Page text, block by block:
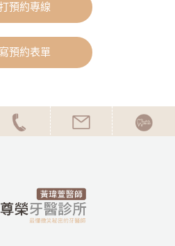
預約專線
預約表單